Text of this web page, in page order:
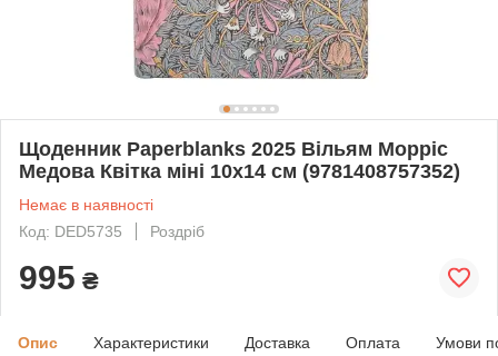
Щоденник Paperblanks 2025 Вільям Морріс
Медова Квітка міні 10х14 см (9781408757352)
Немає в наявності
Код: DED5735
Роздріб
995 ₴
Опис Характеристики Доставка Оплата Умови